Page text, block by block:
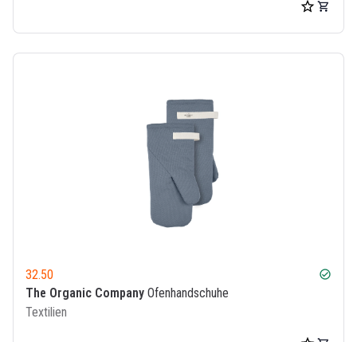
32.50 check_circle
The Organic Company Ofenhandschuhe
Textilien